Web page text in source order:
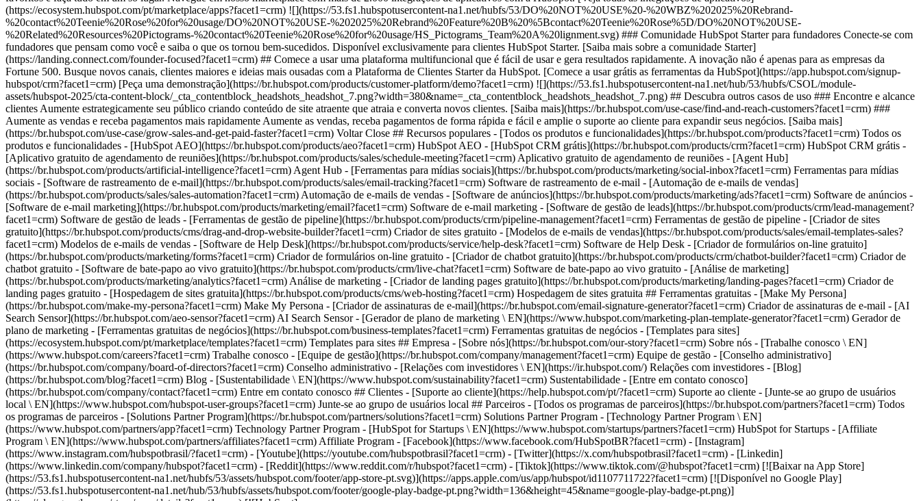
- [Facebook](https://www.facebook.com/HubSpotBR?facet1=crm) - [Instagram]
(https://www.instagram.com/hubspotbrasil/?facet1=crm) - [Youtube](https://youtube.com/hubspotbrasil?facet1=crm) - [Twitter](https://x.com/hubspotbrasil?facet1=crm) - [Linkedin]
(https://www.linkedin.com/company/hubspot?facet1=crm) - [Reddit](https://www.reddit.com/r/hubspot?facet1=crm) - [Tiktok](https://www.tiktok.com/@hubspot?facet1=crm) [![Baixar na App Store]
(https://53.fs1.hubspotusercontent-na1.net/hubfs/53/assets/hubspot.com/footer/app-store-pt.svg)](https://apps.apple.com/us/app/hubspot/id1107711722?facet1=crm) [![Disponível no Google Play]
(https://53.fs1.hubspotusercontent-na1.net/hub/53/hubfs/assets/hubspot.com/footer/google-play-badge-pt.png?width=136&height=45&name=google-play-badge-pt.png)]